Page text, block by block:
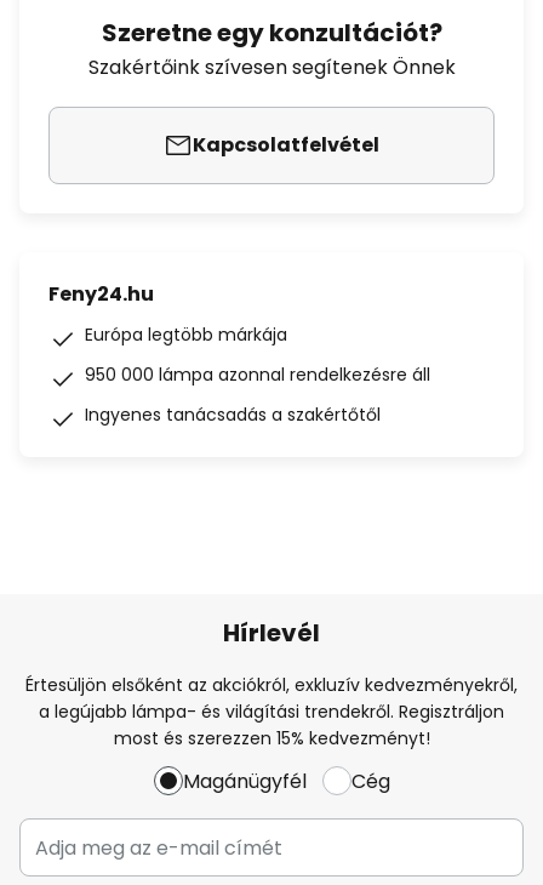
Szeretne egy konzultációt?
Szakértőink szívesen segítenek Önnek
Kapcsolatfelvétel
Feny24.hu
Európa legtöbb márkája
950 000 lámpa azonnal rendelkezésre áll
Ingyenes tanácsadás a szakértőtől
Hírlevél
Értesüljön elsőként az akciókról, exkluzív kedvezményekről,
a legújabb lámpa- és világítási trendekről. Regisztráljon
most és szerezzen 15% kedvezményt!
Magánügyfél Cég